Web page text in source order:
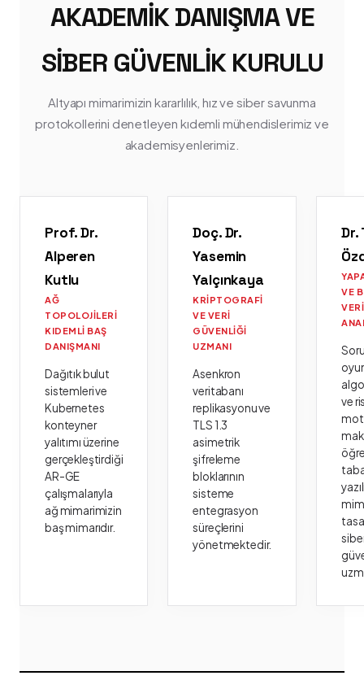
AKADEMIK DANIŞMA VE
SIBER GÜVENLIK KURULU
Altyapı mimarimizin kararlılık, hız ve siber savunma
protokollerini denetleyen kıdemli mühendislerimiz ve
akademisyenlerimiz.
Prof. Dr.
Alperen
Kutlu
AĞ
TOPOLOJILERI
KIDEMLI BAŞ
DANIŞMANI
Dağıtık bulut
sistemleri ve
Kubernetes
konteyner
yalıtımı üzerine
gerçekleştirdiği
AR-GE
çalışmalarıyla
ağ mimarimizin
baş mimarıdır.
Doç. Dr.
Yasemin
Yalçınkaya
KRIPTOGRAFI
VE VERI
GÜVENLIĞI
UZMANI
Asenkron
veritabanı
replikasyonu ve
TLS 1.3
asimetrik
şifreleme
bloklarının
sisteme
entegrasyon
süreçlerini
yönetmektedir.
Dr.
VE
VERI
ve